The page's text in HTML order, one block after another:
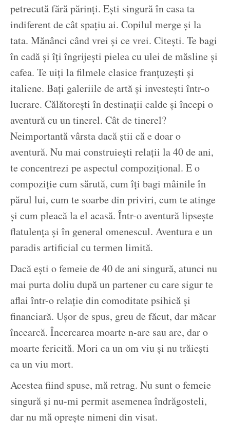
petrecută fără părinți. Ești singură în casa ta
indiferent de cât spațiu ai. Copilul merge și la
tata. Mănânci când vrei și ce vrei. Citești. Te bagi
în cadă și îți îngrijești pielea cu ulei de măsline și
cafea. Te uiți la filmele clasice franțuzești și
italiene. Bați galeriile de artă și investești într-o
lucrare. Călătorești în destinații calde și începi o
aventură cu un tinerel. Cât de tinerel?
Neimportantă vârsta dacă știi că e doar o
aventură. Nu mai construiești relații la 40 de ani,
te concentrezi pe aspectul compozițional. E o
compoziție cum sărută, cum îți bagi mâinile în
părul lui, cum te soarbe din priviri, cum te atinge
și cum pleacă la el acasă. Într-o aventură lipsește
flatulența și în general omenescul. Aventura e un
paradis artificial cu termen limită.
Dacă ești o femeie de 40 de ani singură, atunci nu
mai purta doliu după un partener cu care sigur te
aflai într-o relație din comoditate psihică și
financiară. Ușor de spus, greu de făcut, dar măcar
încearcă. Încercarea moarte n-are sau are, dar o
moarte fericită. Mori ca un om viu și nu trăiești
ca un viu mort.
Acestea fiind spuse, mă retrag. Nu sunt o femeie
singură și nu-mi permit asemenea îndrăgosteli,
dar nu mă oprește nimeni din visat.